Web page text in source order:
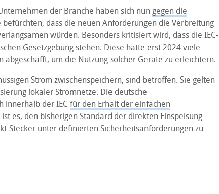
der Branche haben sich nun gegen die
befürchten, dass die neuen Anforderungen die Verbreitung
würden. Besonders kritisiert wird, dass die IEC-
Gesetzgebung stehen. Diese hatte erst 2024 viele
um die Nutzung solcher Geräte zu erleichtern.
Strom zwischenspeichern, sind betroffen. Sie gelten
lokaler Stromnetze. Die deutsche
innerhalb der IEC für den Erhalt der einfachen
ist es, den bisherigen Standard der direkten Einspeisung
Stecker unter definierten Sicherheitsanforderungen zu